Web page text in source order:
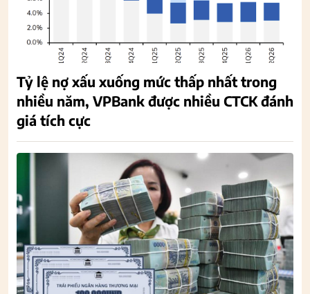
Tỷ lệ nợ xấu xuống mức thấp nhất trong
nhiều năm, VPBank được nhiều CTCK đánh
giá tích cực